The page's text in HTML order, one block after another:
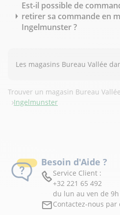
Est-il possible de
retirer sa commande en
Ingelmunster ?
Les magasins Bureau Vallée
Trouver un magasin Bureau Vallée
Ingelmunster
Besoin d'Aide ?
Service Client :
+32 221 65 492
du lun au ven de
Contactez-nous par